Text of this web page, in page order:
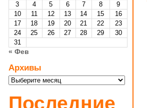
3
4 5 6 7 8
9
10
11 12 13 14 15
16
17
18 19 20 21 22
23
24
25 26 27 28 29
30
31
« Фев
Архивы
Архивы
Последние